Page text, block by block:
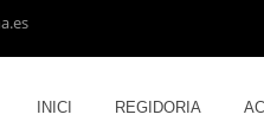
INICI REGIDORIA